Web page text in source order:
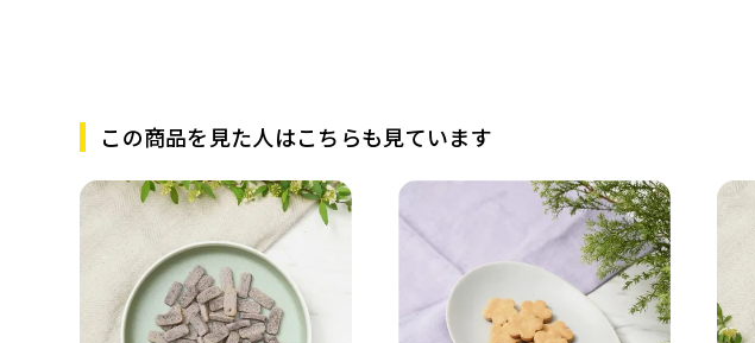
この商品を見た人はこちらも見ています